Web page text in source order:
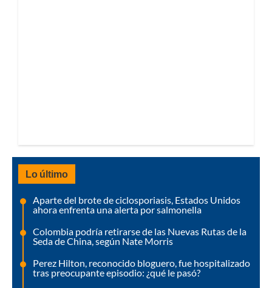
Lo último
Aparte del brote de ciclosporiasis, Estados Unidos
ahora enfrenta una alerta por salmonella
Colombia podría retirarse de las Nuevas Rutas de la
Seda de China, según Nate Morris
Perez Hilton, reconocido bloguero, fue hospitalizado
tras preocupante episodio: ¿qué le pasó?